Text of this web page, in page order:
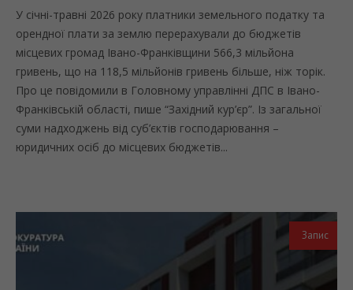
У січні-травні 2026 року платники земельного податку та
орендної плати за землю перерахували до бюджетів
місцевих громад Івано-Франківщини 566,3 мільйона
гривень, що на 118,5 мільйонів гривень більше, ніж торік.
Про це повідомили в Головному управлінні ДПС в Івано-
Франківській області, пише “Західний кур’єр”. Із загальної
суми надходжень від cуб’єктів господарювання –
юридичних осіб до місцевих бюджетів...
Запис